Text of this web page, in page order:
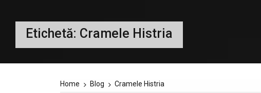
Etichetă: Cramele Histria
Home Blog Cramele Histria